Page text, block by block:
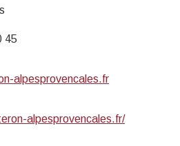
45
alpesprovencales.fr
alpesprovencales.fr/